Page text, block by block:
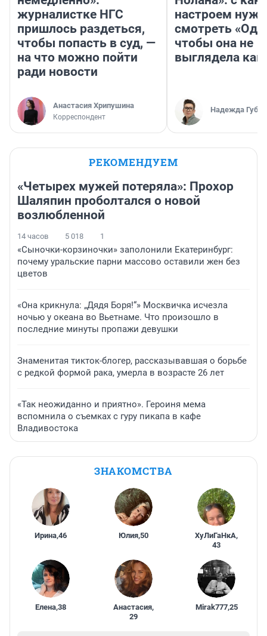
журналистке НГС
пришлось раздеться,
чтобы попасть в суд, —
на что можно пойти
ради новости
Анастасия Хрипушина
Корреспондент
настроем
смотреть
чтобы она не
выглядела как
Надежда
РЕКОМЕНДУЕМ
«Четырех мужей потеряла»: Прохор
Шаляпин проболтался о новой
возлюбленной
14 часов 5 018 1
«Сыночки-корзиночки» заполонили Екатеринбург:
почему уральские парни массово оставили жен без
цветов
«Она крикнула: „Дядя Боря!“» Москвичка исчезла
ночью у океана во Вьетнаме. Что произошло в
последние минуты пропажи девушки
Знаменитая тикток-блогер, рассказывавшая о борьбе
с редкой формой рака, умерла в возрасте 26 лет
«Так неожиданно и приятно». Героиня мема
вспомнила о съемках с гуру пикапа в кафе
Владивостока
ЗНАКОМСТВА
Ирина,46 Юлия,50 ХуЛиГаНкА,
43
Елена,38 Анастасия,
29
Mirak777,25